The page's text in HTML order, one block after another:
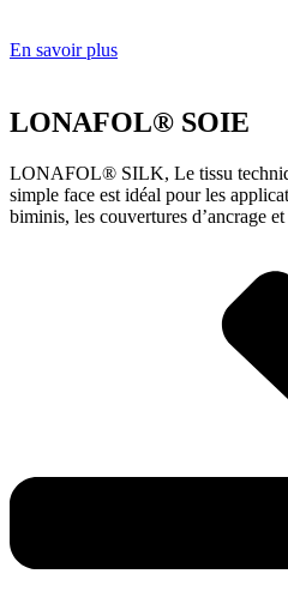
En savoir plus
LONAFOL® SOIE
LONAFOL® SILK, Le tissu
simple face est idéal pour les
biminis, les couvertures d’ancrage